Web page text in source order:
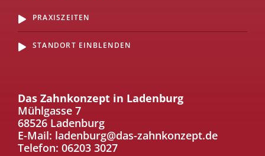
PRAXISZEITEN
STANDORT EINBLENDEN
Das Zahnkonzept in Ladenburg
Mühlgasse 7
68526 Ladenburg
E-Mail: ladenburg@das-zahnkonzept.de
Telefon: 06203 3027